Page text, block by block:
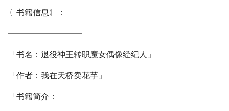
〖书籍信息〗：
━━━━━━━━━
「书名：退役神王转职魔女偶像经纪人」
「作者：我在天桥卖花芋」
「书籍简介：